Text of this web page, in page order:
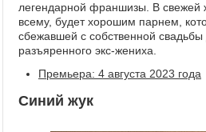
легендарной франшизы. В свежей
всему, будет хорошим парнем,
сбежавшей с собственной свадьбы
разъяренного экс-жениха.
Премьера: 4 августа 2023 года
Синий жук